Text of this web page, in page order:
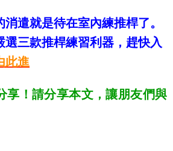
遣就是待在室內練推桿了。
選三款推桿練習利器，趕快入
此進
享！請分享本文，讓朋友們與